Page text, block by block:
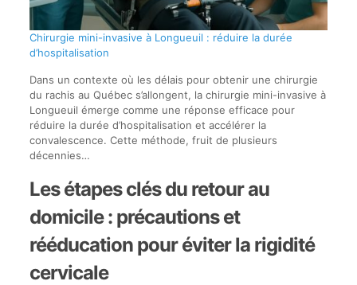
Chirurgie mini-invasive à Longueuil : réduire la durée
d’hospitalisation
Dans un contexte où les délais pour obtenir une chirurgie
du rachis au Québec s’allongent, la chirurgie mini-invasive à
Longueuil émerge comme une réponse efficace pour
réduire la durée d’hospitalisation et accélérer la
convalescence. Cette méthode, fruit de plusieurs
décennies…
Les étapes clés du retour au
domicile : précautions et
rééducation pour éviter la rigidité
cervicale